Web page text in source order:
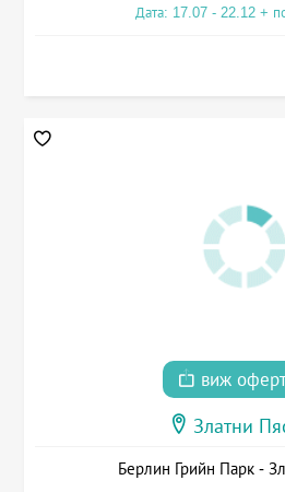
Дата: 17.07 - 22.12 +
виж
Златни
Берлин Грийн Парк -